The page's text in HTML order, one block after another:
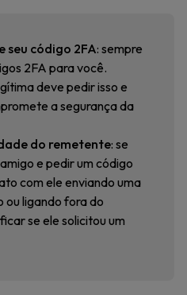
seu código 2FA: sempre
2FA para você.
deve pedir isso e
a segurança da
do remetente: se
e pedir um código
com ele enviando uma
ou ligando fora do
se ele solicitou um